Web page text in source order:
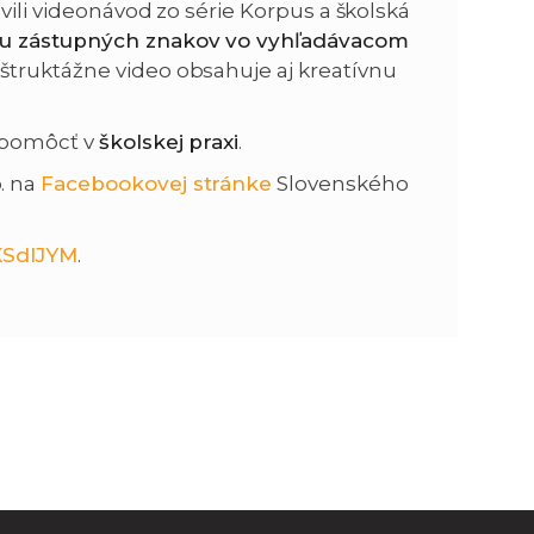
ne
videonávod zo série Korpus a školská
zástupných znakov vo vyhľadávacom
video obsahuje aj kreatívnu
vškolskej praxi.
na Facebookovej stránke Slovenského
.